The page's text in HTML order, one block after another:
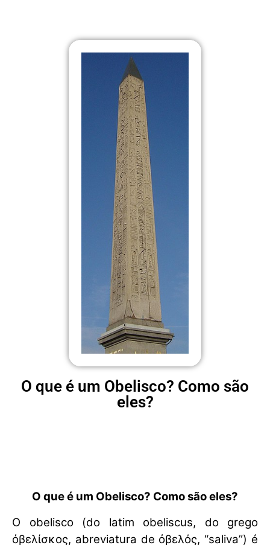
O que é um Obelisco? Como são
eles?
O que é um Obelisco? Como são eles?
O obelisco (do latim obeliscus, do grego
ὀβελίσκος, abreviatura de ὀβελός, “saliva”) é